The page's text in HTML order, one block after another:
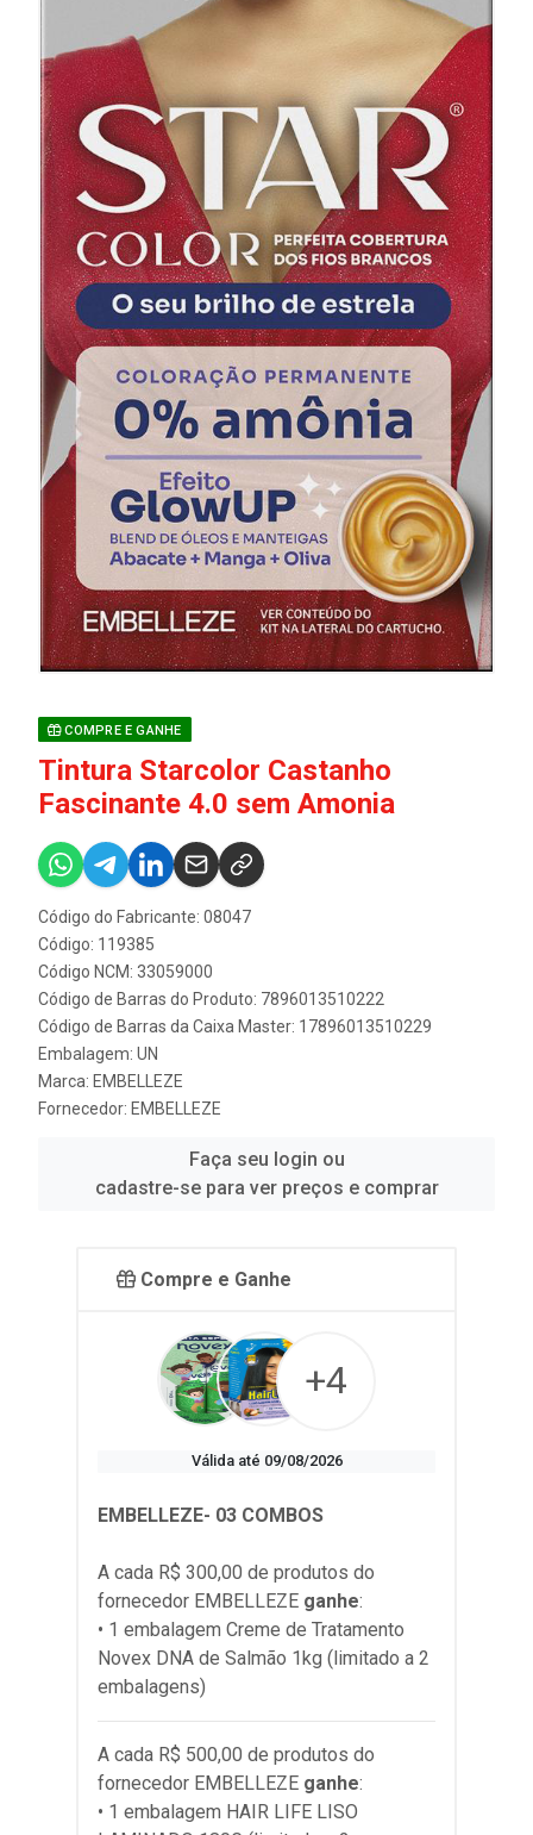
COMPRE E GANHE
Tintura Starcolor Castanho
Fascinante 4.0 sem Amonia
Código do Fabricante: 08047
Código: 119385
Código NCM: 33059000
Código de Barras do Produto: 7896013510222
Código de Barras da Caixa Master: 17896013510229
Embalagem: UN
Marca: EMBELLEZE
Fornecedor: EMBELLEZE
Faça seu login ou
cadastre-se para ver preços e comprar
Compre e Ganhe
+4
Válida até 09/08/2026
EMBELLEZE- 03 COMBOS
A cada R$ 300,00 de produtos do
fornecedor EMBELLEZE ganhe:
• 1 embalagem Creme de Tratamento
Novex DNA de Salmão 1kg (limitado a 2
embalagens)
A cada R$ 500,00 de produtos do
fornecedor EMBELLEZE ganhe:
• 1 embalagem HAIR LIFE LISO